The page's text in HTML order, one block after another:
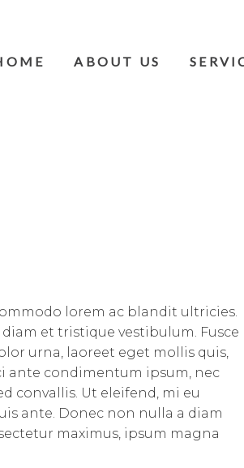
ABOUT US
lorem ac blandit ultricies.
et tristique vestibulum. Fusce
urna, laoreet eget mollis quis,
ante condimentum ipsum, nec
convallis. Ut eleifend, mi eu
ante. Donec non nulla a diam
maximus, ipsum magna